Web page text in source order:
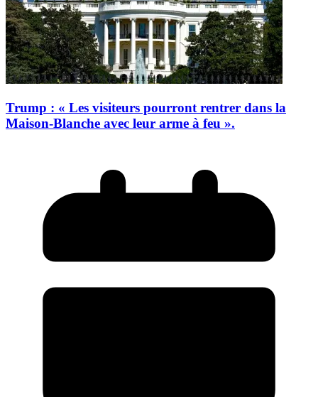
Trump : « Les visiteurs pourront rentrer dans la
Maison-Blanche avec leur arme à feu ».